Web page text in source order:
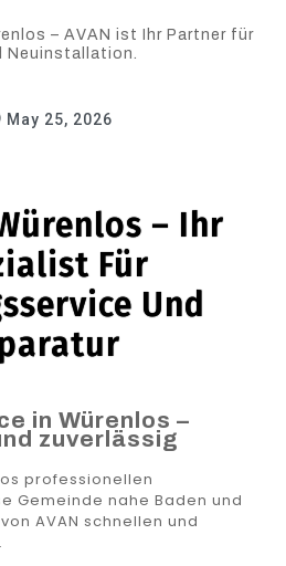
– AVAN ist Ihr Partner für
Neuinstallation.
May 25, 2026
– Ihr
Für
Und
in Würenlos –
zuverlässig
professionellen
Gemeinde nahe Baden und
AVAN schnellen und